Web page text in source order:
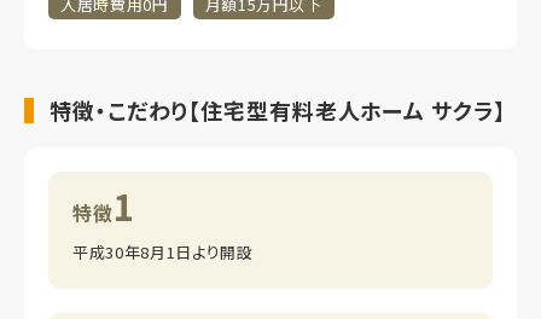
特徴・こだわり【住宅型有料老人ホーム サクラ】
特徴1
平成30年8月1日より開設